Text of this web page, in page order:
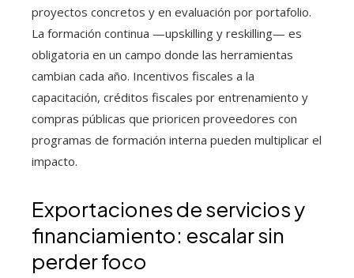
proyectos concretos y en evaluación por portafolio.
La formación continua —upskilling y reskilling— es
obligatoria en un campo donde las herramientas
cambian cada año. Incentivos fiscales a la
capacitación, créditos fiscales por entrenamiento y
compras públicas que prioricen proveedores con
programas de formación interna pueden multiplicar el
impacto.
Exportaciones de servicios y
financiamiento: escalar sin
perder foco